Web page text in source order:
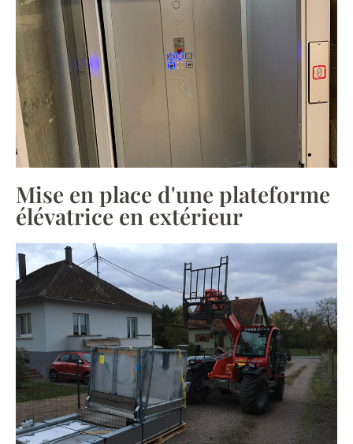
Mise en place d'une plateforme
élévatrice en extérieur